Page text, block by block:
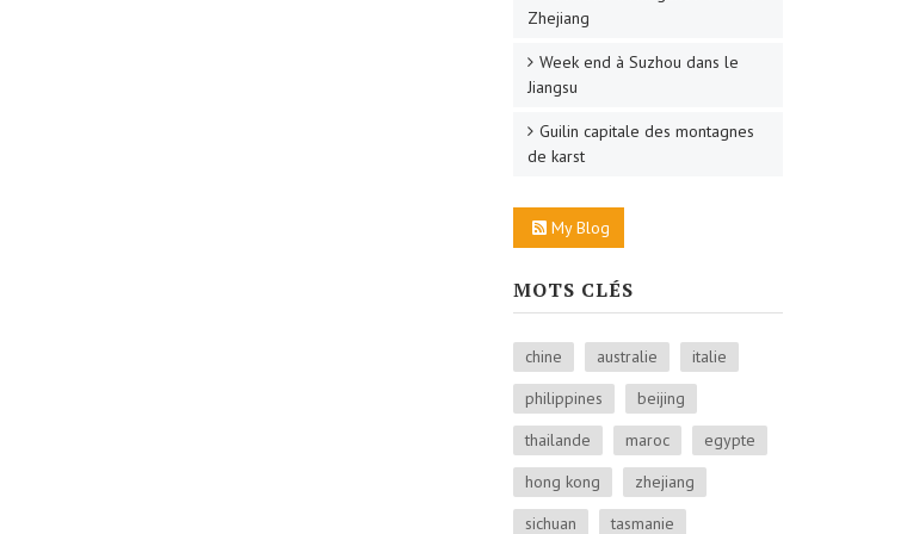
Zhejiang
Week end à Suzhou dans le
Jiangsu
Guilin capitale des montagnes
de karst
My Blog
MOTS CLÉS
chine australie
italie
philippines
beijing
thailande
maroc
egypte
hong kong
zhejiang
sichuan
tasmanie